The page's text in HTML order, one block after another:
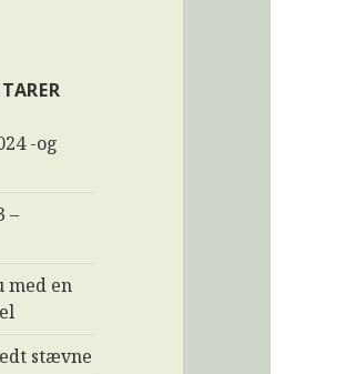
-og
–
med en
stævne